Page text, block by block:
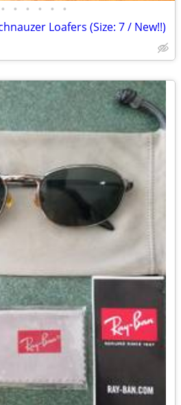
• • • • • •
Loafers (Size: 7 / New!!)